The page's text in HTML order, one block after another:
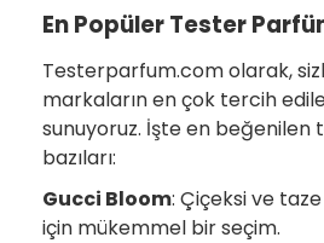
En Popüler Tester
Testerparfum.com olarak,
markaların en çok tercih
sunuyoruz. İşte en
bazıları:
Gucci Bloom: Çiçeksi ve
için mükemmel bir seçim.